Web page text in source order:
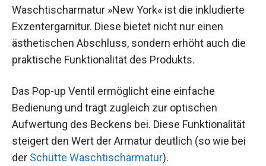
Waschtischarmatur »New York« ist die inkludierte
Exzentergarnitur. Diese bietet nicht nur einen
ästhetischen Abschluss, sondern erhöht auch die
praktische Funktionalität des Produkts.
Das Pop-up Ventil ermöglicht eine einfache
Bedienung und trägt zugleich zur optischen
Aufwertung des Beckens bei. Diese Funktionalität
steigert den Wert der Armatur deutlich (so wie bei
der Schütte Waschtischarmatur).